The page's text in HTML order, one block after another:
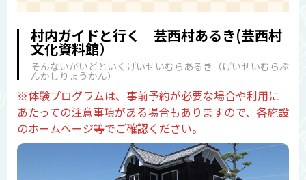
村内ガイドと行く 芸西村あるき(芸西村
文化資料館）
そんないがいどといくげいせいむらあるき（げいせいむらぶ
んかしりょうかん）
※体験プログラムは、事前予約が必要な場合や利用に
あたっての注意事項がある場合もありますので、各施設
のホームページ等でご確認ください。